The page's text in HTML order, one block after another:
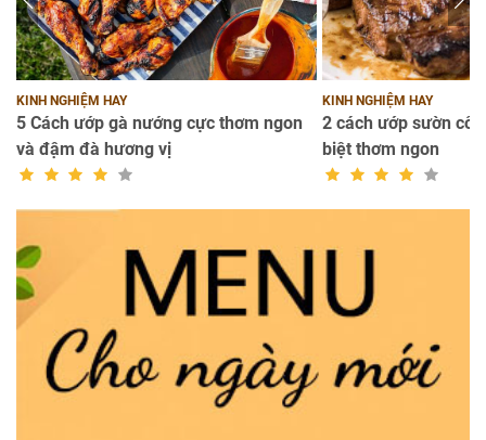
KINH NGHIỆM HAY
5 Cách ướp gà nướng cực thơm ngon
và đậm đà hương vị
KINH NGHIỆM HAY
2 cách ướp sườn
biệt thơm ngon